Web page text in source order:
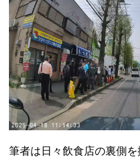
筆者は日々飲食店の裏側